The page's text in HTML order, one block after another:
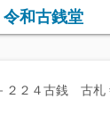
令和古銭堂
２２４古銭 古札